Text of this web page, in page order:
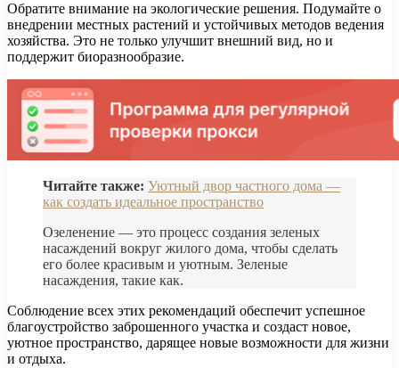
Обратите внимание на экологические решения. Подумайте о
внедрении местных растений и устойчивых методов ведения
хозяйства. Это не только улучшит внешний вид, но и
поддержит биоразнообразие.
Читайте также: Уютный двор частного дома —
как создать идеальное пространство
Озеленение — это процесс создания зеленых
насаждений вокруг жилого дома, чтобы сделать
его более красивым и уютным. Зеленые
насаждения, такие как.
Соблюдение всех этих рекомендаций обеспечит успешное
благоустройство заброшенного участка и создаст новое,
уютное пространство, дарящее новые возможности для жизни
и отдыха.